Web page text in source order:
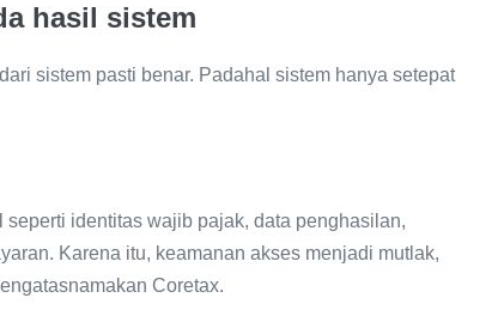
hasil sistem
sistem pasti benar. Padahal sistem hanya setepat
identitas wajib pajak, data penghasilan,
Karena itu, keamanan akses menjadi mutlak,
Coretax.